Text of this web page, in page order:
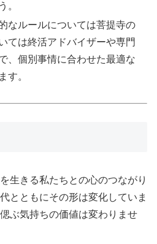
。
なルールについては菩提寺の
ては終活アドバイザーや専門
、個別事情に合わせた最適な
す。
生きる私たちとの心のつながり
とともにその形は変化していま
ぶ気持ちの価値は変わりませ